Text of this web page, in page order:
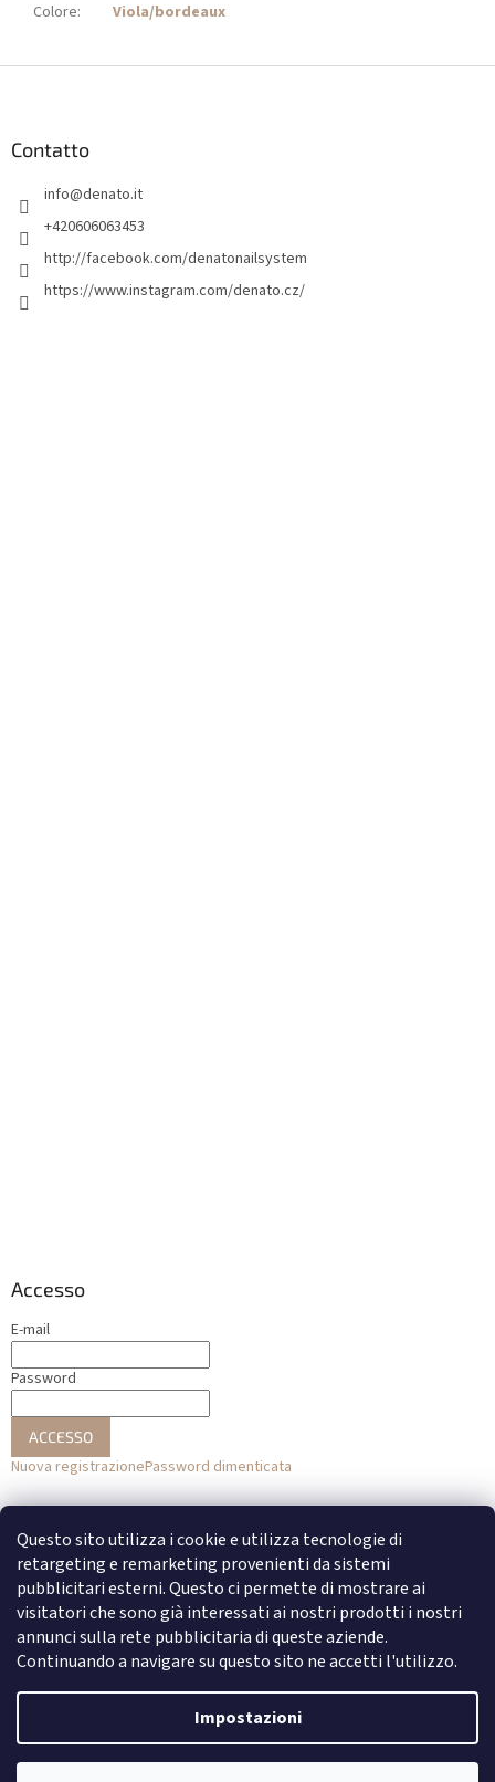
Questo sito utilizza i cookie e utilizza tecnologie di
retargeting e remarketing provenienti da sistemi
pubblicitari esterni. Questo ci permette di mostrare ai
visitatori che sono già interessati ai nostri prodotti i nostri
annunci sulla rete pubblicitaria di queste aziende.
Continuando a navigare su questo sito ne accetti l'utilizzo.
Impostazioni
Colore: Viola/bordeaux
Contatto
info@denato.it
+420606063453
http://facebook.com/denatonailsystem
https://www.instagram.com/denato.cz/
Accesso
E-mail
Password
ACCESSO
Nuova registrazionePassword dimenticata
o
Accesso con Facebook
Accesso con Google
Copyright 2026DENATO. Tutti i diritti riservati.Modifica delle